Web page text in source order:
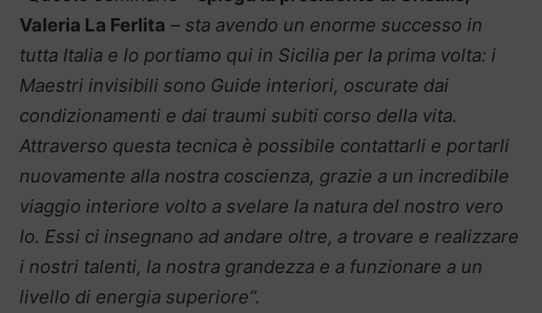
Valeria La Ferlita – sta avendo un enorme successo in
tutta Italia e lo portiamo qui in Sicilia per la prima volta: i
Maestri invisibili sono Guide interiori, oscurate dai
condizionamenti e dai traumi subiti corso della vita.
Attraverso questa tecnica è possibile contattarli e portarli
nuovamente alla nostra coscienza, grazie a un incredibile
viaggio interiore volto a svelare la natura del nostro vero
Io. Essi ci insegnano ad andare oltre, a trovare e realizzare
i nostri talenti, la nostra grandezza e a funzionare a un
livello di energia superiore”.